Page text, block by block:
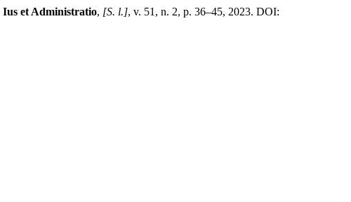
Ius et Administratio, [S. l.], v. 51, n. 2, p. 36–45, 2023. DOI: